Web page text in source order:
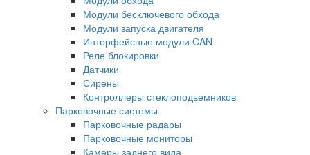
Модули бесключевого обхода
Модули запуска двигателя
Интерфейсные модули CAN
Реле блокировки
Датчики
Сирены
Контроллеры стеклоподьемников
Парковочные системы
Парковочные радары
Парковочные мониторы
Камеры заднего вида